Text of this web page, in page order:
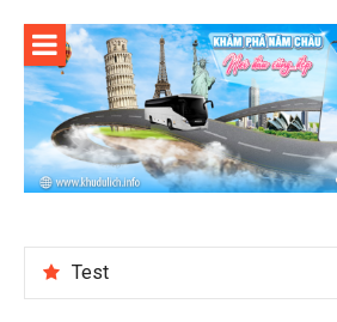
content
Test